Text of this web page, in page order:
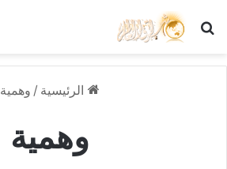
بحث عن
الرئيسية / وهمية
وهمية